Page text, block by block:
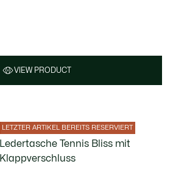
VIEW PRODUCT
LETZTER ARTIKEL BEREITS RESERVIERT
Ledertasche Tennis Bliss mit
Klappverschluss